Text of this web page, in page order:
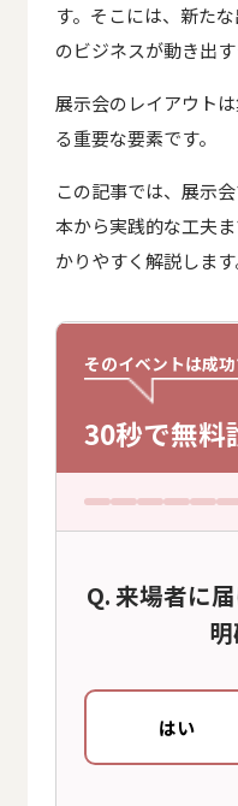
す。そこには、新た
のビジネスが動き出す
展示会のレイアウト
る重要な要素です。
この記事では、展示
本から実践的な工夫
かりやすく解説します
そのイベントは成
30秒で無料
来場者に
はい